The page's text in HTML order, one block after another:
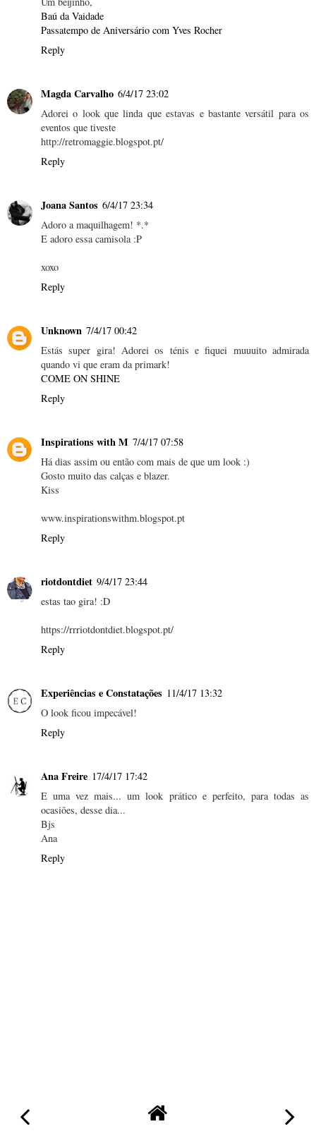
Baú da Vaidade
Passatempo de Aniversário com Yves Rocher
Reply
Magda Carvalho 6/4/17 23:02
Adorei o look que linda que estavas e bastante versátil para os
eventos que tiveste
http://retromaggie.blogspot.pt/
Reply
Joana Santos 6/4/17 23:34
Adoro a maquilhagem! *.*
E adoro essa camisola :P
xoxo
Reply
Unknown 7/4/17 00:42
Estás super gira! Adorei os ténis e fiquei muuuito admirada
quando vi que eram da primark!
COME ON SHINE
Reply
Inspirations with M 7/4/17 07:58
Há dias assim ou então com mais de que um look :)
Gosto muito das calças e blazer.
Kiss
www.inspirationswithm.blogspot.pt
Reply
riotdontdiet 9/4/17 23:44
estas tao gira! :D
https://rrriotdontdiet.blogspot.pt/
Reply
Experiências e Constatações 11/4/17 13:32
O look ficou impecável!
Reply
Ana Freire 17/4/17 17:42
E uma vez mais... um look prático e perfeito, para todas as
ocasiões, desse dia...
Bjs
Ana
Reply